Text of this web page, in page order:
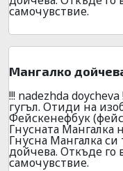
самочувствие.
Мангалко
!!! nadezhda
гугъл. Отиди на
Фейскенефбук
Гнусната Мангалка
Гнусна Мангалка
дойчева. Откъде го
самочувствие.